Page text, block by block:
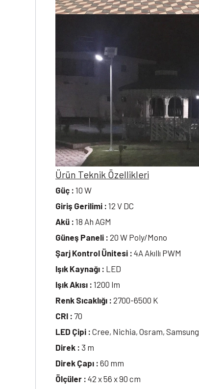
Ürün Teknik Özellikleri
Güç : 10 W
Giriş Gerilimi : 12 V DC
Akü : 18 Ah AGM
Güneş Paneli : 20 W Poly/Mono
Şarj Kontrol Ünitesi : 4A Akıllı PWM
Işık Kaynağı : LED
Işık Akısı : 1200 lm
Renk Sıcaklığı : 2700-6500 K
CRI : 70
LED Çipi : Cree, Nichia, Osram, Samsung
Direk : 3 m
Direk Çapı : 60 mm
Ölçüler : 42 x 56 x 90 cm